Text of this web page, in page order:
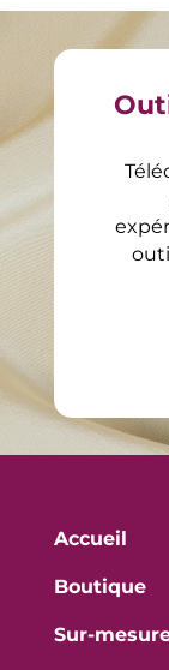
Accueil
Boutique
Sur-